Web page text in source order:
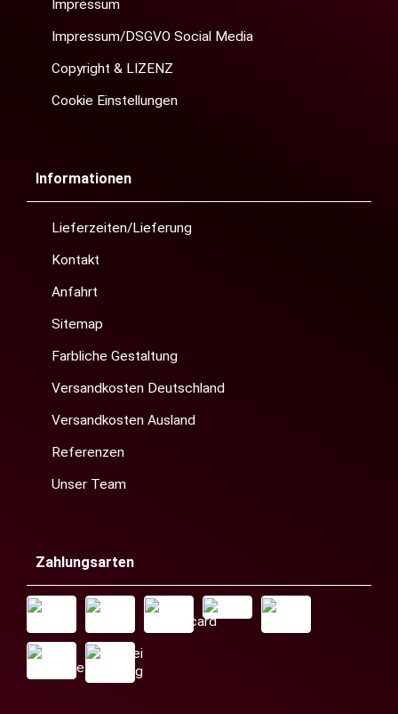
Impressum
Impressum/DSGVO Social Media
Copyright & LIZENZ
Cookie Einstellungen
Informationen
Lieferzeiten/Lieferung
Kontakt
Anfahrt
Sitemap
Farbliche Gestaltung
Versandkosten Deutschland
Versandkosten Ausland
Referenzen
Unser Team
Zahlungsarten